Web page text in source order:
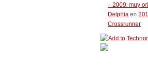
– 2009: muy
Delphia en
Crossrunner